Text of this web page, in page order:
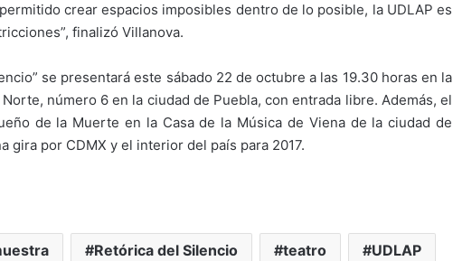
crear espacios imposibles dentro de lo posible, la UDLAP es
finalizó Villanova.
se presentará este sábado 22 de octubre a las 19.30 horas en la
número 6 en la ciudad de Puebla, con entrada libre. Además, el
de la Muerte en la Casa de la Música de Viena de la ciudad de
gira por CDMX y el interior del país para 2017.
Retórica del Silencio teatro UDLAP